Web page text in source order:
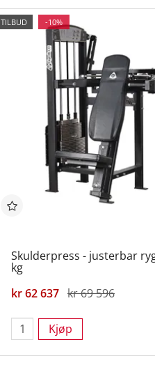
TILBUD -10%
Skulderpress - justerbar
kg
kr 62 637 kr 69 596
Kjøp